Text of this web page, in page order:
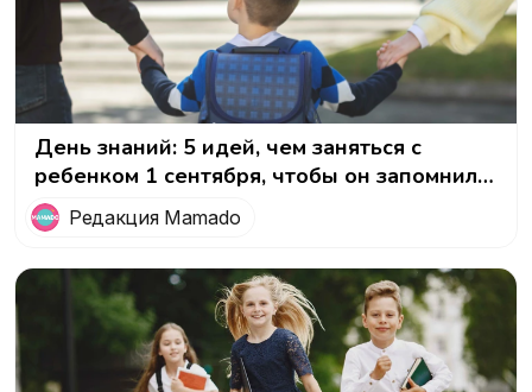
День знаний: 5 идей, чем заняться с
ребенком 1 сентября, чтобы он запомнил
этот день
Редакция Mamado